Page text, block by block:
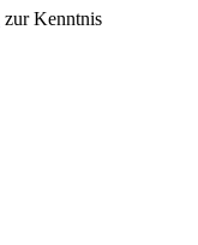
zur Kenntnis